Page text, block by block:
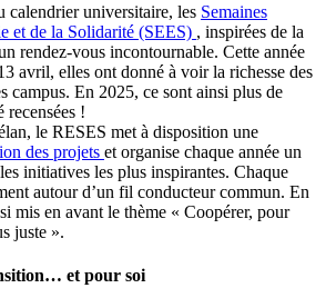
calendrier universitaire, les Semaines
et de la Solidarité (SEES) , inspirées de la
rendez-vous incontournable. Cette année
avril, elles ont donné à voir la richesse des
campus. En 2025, ce sont ainsi plus de
recensées !
le RESES met à disposition une
des projets et organise chaque année un
initiatives les plus inspirantes. Chaque
autour d’un fil conducteur commun. En
mis en avant le thème « Coopérer, pour
juste ».
et pour soi